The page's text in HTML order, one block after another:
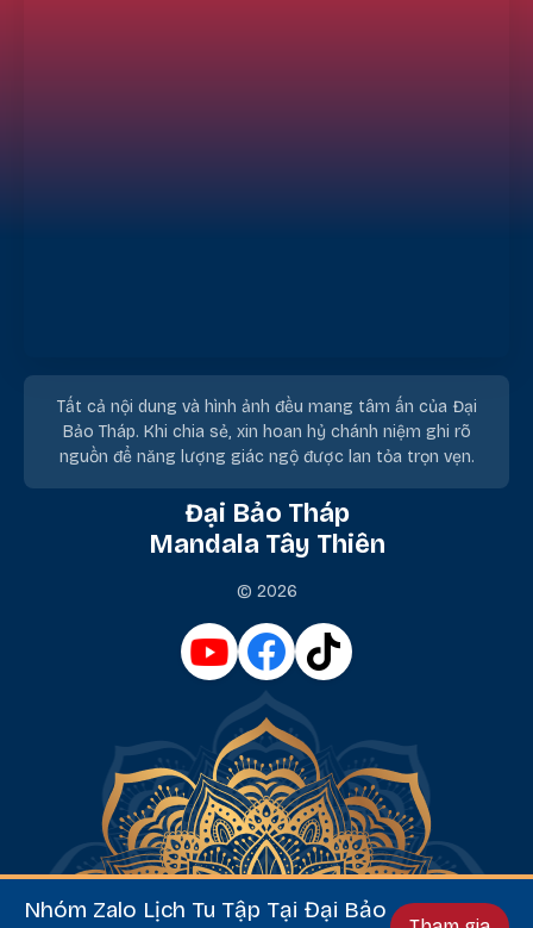
Tất cả nội dung và hình ảnh đều mang tâm ấn của Đại
Bảo Tháp. Khi chia sẻ, xin hoan hỷ chánh niệm ghi rõ
nguồn để năng lượng giác ngộ được lan tỏa trọn vẹn.
Đại Bảo Tháp
Mandala Tây Thiên
© 2026
Nhóm Zalo Lịch Tu Tập Tại Đại Bảo